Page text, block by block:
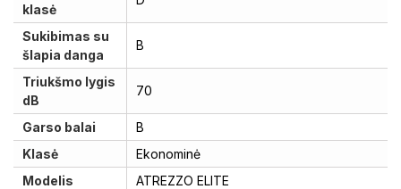
klasė
Sukibimas su
šlapia danga
B
Triukšmo lygis
dB
70
Garso balai
B
Klasė
Ekonominė
Modelis
ATREZZO ELITE